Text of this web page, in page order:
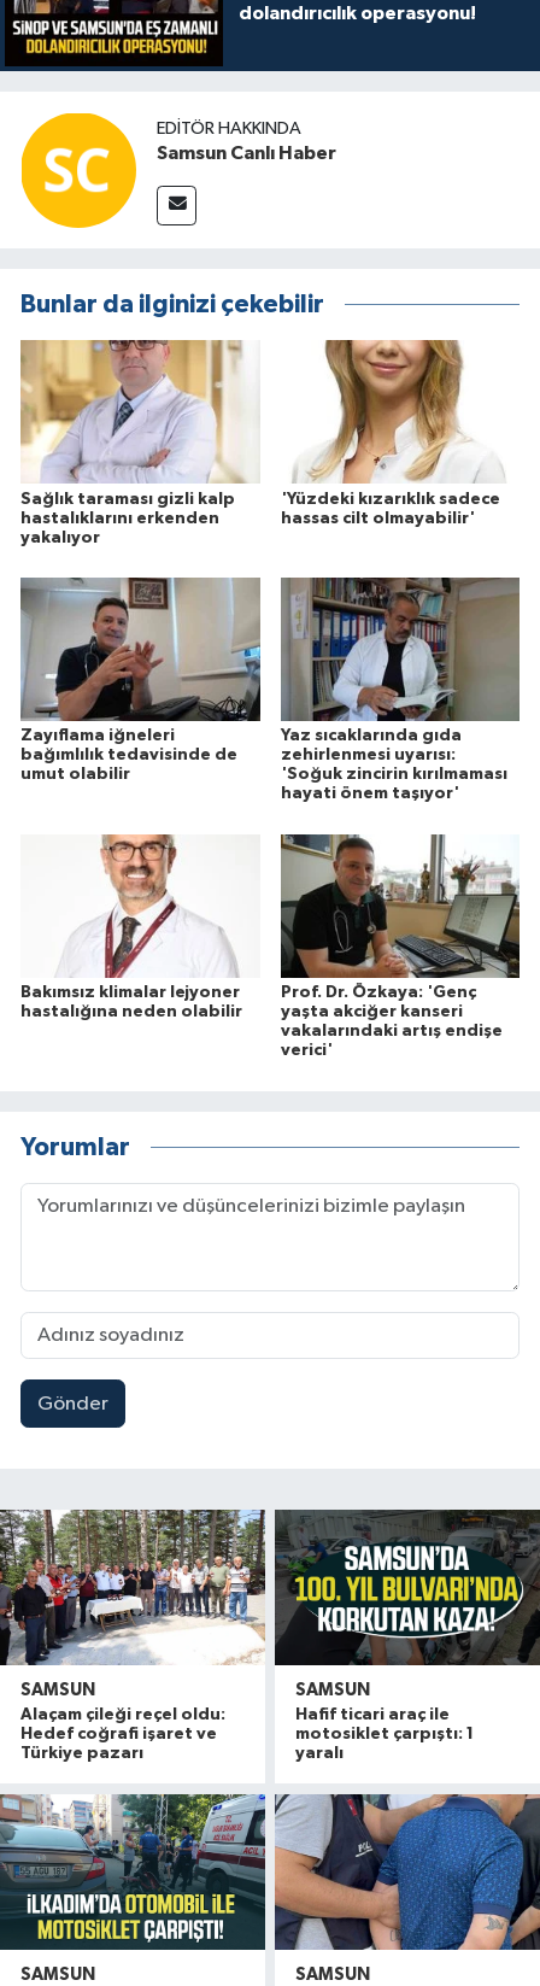
dolandırıcılık operasyonu!
EDITÖR HAKKINDA
Samsun Canlı Haber
Bunlar da ilginizi çekebilir
Sağlık taraması gizli kalp
hastalıklarını erkenden
yakalıyor
'Yüzdeki kızarıklık sadece
hassas cilt olmayabilir'
Zayıflama iğneleri
bağımlılık tedavisinde de
umut olabilir
Yaz sıcaklarında gıda
zehirlenmesi uyarısı:
'Soğuk zincirin kırılmaması
hayati önem taşıyor'
Bakımsız klimalar lejyoner
hastalığına neden olabilir
Prof. Dr. Özkaya: 'Genç
yaşta akciğer kanseri
vakalarındaki artış endişe
verici'
Yorumlar
Gönder
SAMSUN
Alaçam çileği reçel oldu:
Hedef coğrafi işaret ve
Türkiye pazarı
SAMSUN
Hafif ticari araç ile
motosiklet çarpıştı: 1
yaralı
SAMSUN SAMSUN